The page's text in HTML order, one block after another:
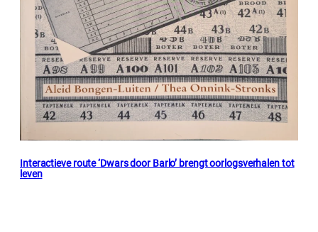
Interactieve route ‘Dwars door Barlo’ brengt oorlogsverhalen tot
leven